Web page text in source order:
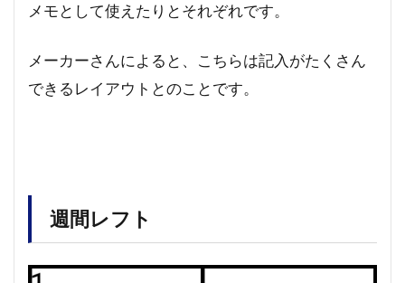
メモとして使えたりとそれぞれです。
メーカーさんによると、こちらは記入がたくさん
できるレイアウトとのことです。
週間レフト